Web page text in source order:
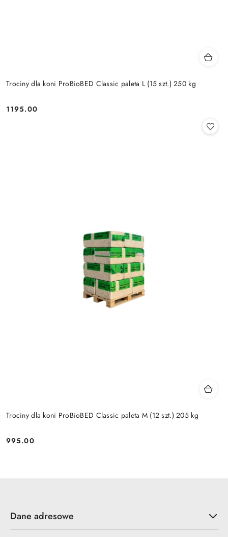
Trociny dla koni ProBioBED Classic paleta L (15 szt.) 250 kg
Cena:
1195.00
Trociny dla koni ProBioBED Classic paleta M (12 szt.) 205 kg
Cena:
995.00
Dane adresowe